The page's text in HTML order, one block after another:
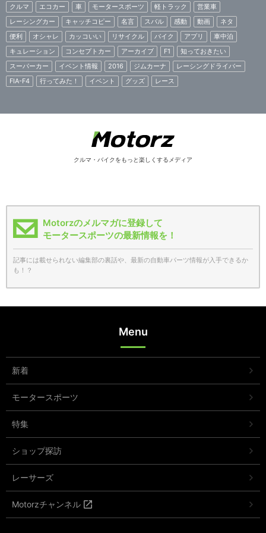
クルマ エコカー 車 モータースポーツ 軽トラック
営業車
レーシングカー
キャッチコピー 名言 スバル 感動 動画
ネタ
便利
オシャレ カッコいい リサイクル バイク アプリ
車中泊
キュレーション
コンセプトカー アーカイブ F1
知っておきたい
スーパーカー
イベント情報 2016 ジムカーナ
レーシングドライバー
FIA-F4
行ってみた！ イベント グッズ レース
クルマ・バイクをもっと楽しくするメディア
Motorzのメルマガに登録して
モータースポーツの最新情報を！
記事には載せられない編集部の裏話や、最新の自動車パーツ情報が入手できるか
も！？
Menu
新着
モータースポーツ
特集
ショップ探訪
レーサーズ
Motorzチャンネル